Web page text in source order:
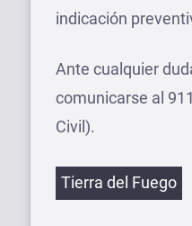
indicación
Ante cualquier
comunicarse al
Civil).
Etiquetas
Tierra del Fuego